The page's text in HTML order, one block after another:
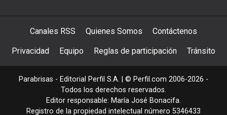
Canales RSS Quienes Somos Contáctenos
Privacidad Equipo Reglas de participación Tránsito
Parabrisas - Editorial Perfil S.A. | © Perfil.com 2006-2026 -
Todos los derechos reservados.
Editor responsable: María José Bonacifa.
Registro de la propiedad intelectual número 5346433